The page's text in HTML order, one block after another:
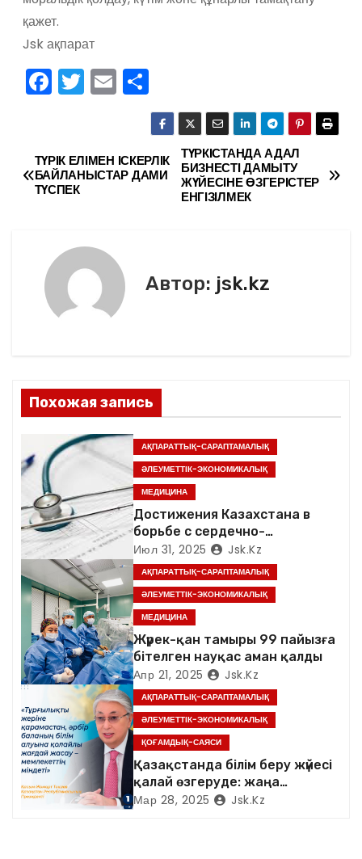
қажет.
Jsk ақпарат
F
e
b
k
T
er
E
l
О
тп
р
а
в
Н
а
и
п
о
з
а
п
и
с
я
м
ТҮРКІСТАНДА АДАЛ
БИЗНЕСТІ ДАМЫТУ
ЖҮЙЕСІНЕ ӨЗГЕРІСТЕР
ЕНГІЗІЛМЕК
ТҮРІК ЕЛІМЕН ІСКЕРЛІК
БАЙЛАНЫСТАР ДАМИ
ТҮСПЕК
Автор: jsk.kz
Похожая запись
АҚПАРАТТЫҚ-САРАПТАМАЛЫҚ
ӘЛЕУМЕТТІК-ЭКОНОМИКАЛЫҚ
МЕДИЦИНА
Достижения Казахстана в
борьбе с сердечно-
сосудистыми заболеваниями и
раком были отмечены в
докладе ВОЗ
Июл 31, 2025 Jsk.kz
АҚПАРАТТЫҚ-САРАПТАМАЛЫҚ
ӘЛЕУМЕТТІК-ЭКОНОМИКАЛЫҚ
МЕДИЦИНА
Жүрек-қан тамыры 99 пайызға
бітелген науқас аман қалды
Апр 21, 2025 Jsk.kz
АҚПАРАТТЫҚ-САРАПТАМАЛЫҚ
ӘЛЕУМЕТТІК-ЭКОНОМИКАЛЫҚ
ҚОҒАМДЫҚ-САЯСИ
Қазақстанда білім беру жүйесі
қалай өзгеруде: жаңа
мектептер, мұғалімдердің
Мар 28, 2025 Jsk.kz